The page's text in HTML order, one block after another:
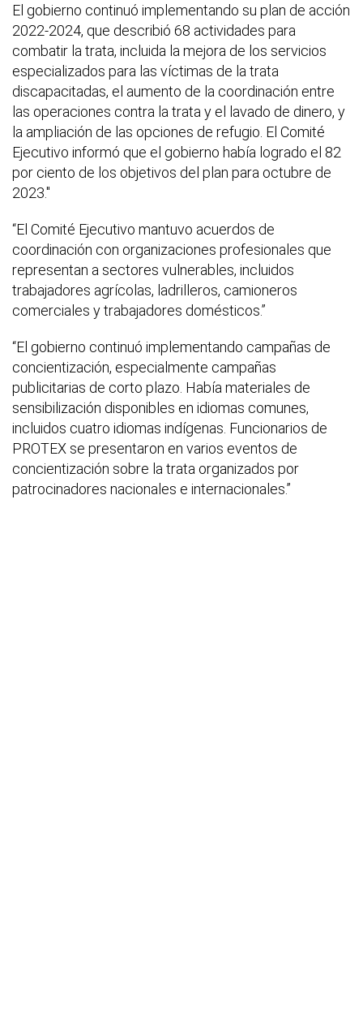
El gobierno continuó implementando su plan de acción
2022-2024, que describió 68 actividades para
combatir la trata, incluida la mejora de los servicios
especializados para las víctimas de la trata
discapacitadas, el aumento de la coordinación entre
las operaciones contra la trata y el lavado de dinero, y
la ampliación de las opciones de refugio. El Comité
Ejecutivo informó que el gobierno había logrado el 82
por ciento de los objetivos del plan para octubre de
2023."
“El Comité Ejecutivo mantuvo acuerdos de
coordinación con organizaciones profesionales que
representan a sectores vulnerables, incluidos
trabajadores agrícolas, ladrilleros, camioneros
comerciales y trabajadores domésticos.”
“El gobierno continuó implementando campañas de
concientización, especialmente campañas
publicitarias de corto plazo. Había materiales de
sensibilización disponibles en idiomas comunes,
incluidos cuatro idiomas indígenas. Funcionarios de
PROTEX se presentaron en varios eventos de
concientización sobre la trata organizados por
patrocinadores nacionales e internacionales.”